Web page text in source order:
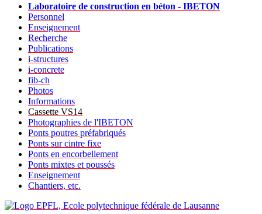
Laboratoire de construction en béton - IBETON
Personnel
Enseignement
Recherche
Publications
i-structures
i-concrete
fib-ch
Photos
Informations
Cassette VS14
Photographies de l'IBETON
Ponts poutres préfabriqués
Ponts sur cintre fixe
Ponts en encorbellement
Ponts mixtes et poussés
Enseignement
Chantiers, etc.